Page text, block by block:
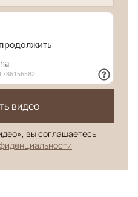
видео
вы соглашаетесь